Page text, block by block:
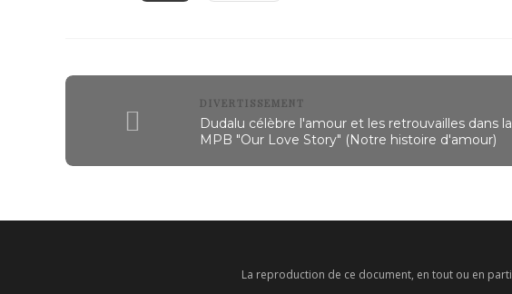
DIVERTISSEMENT
Dudalu célèbre l'amour et les retrouvailles dans
MPB "Our Love Story" (Notre histoire d'amour)
La reproduction de ce document, en tout ou en